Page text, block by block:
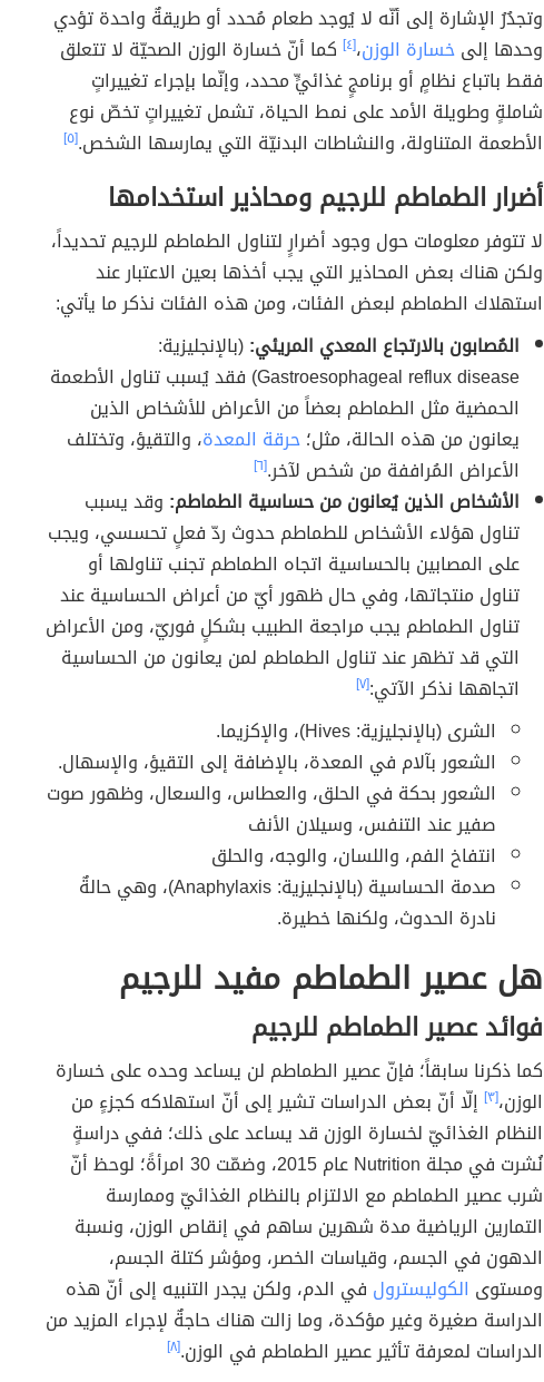
وتجدُرُ الإشارة إلى أنّه لا يُوجد طعام مُحدد أو طريقةٌ واحدة تؤدي
وحدها إلىخسارة الوزن،[٤]
كما أنّ خسارة الوزن الصحيّة لا تتعلق
فقط باتباع نظامٍ أو برنامجٍ غذائيٍّ محدد، وإنّما بإجراء تغييراتٍ
شاملةٍ وطويلة الأمد على نمط الحياة، تشمل تغييراتٍ تخصّ نوع
الأطعمة المتناولة، والنشاطات البدنيّة التي يمارسها الشخص.[٥]
أضرار الطماطم للرجيم ومحاذير استخدامها
لا تتوفر معلومات حول وجود أضرارٍ لتناول الطماطم للرجيم تحديداً،
ولكن هناك بعض المحاذير التي يجب أخذها بعين الاعتبار عند
استهلاك الطماطم لبعض الفئات، ومن هذه الفئات نذكر ما يأتي:
المُصابون بالارتجاع المعدي المريئي:(بالإنجليزية:
Gastroesophageal reflux disease) فقد يُسبب تناول الأطعمة
الحمضية مثل الطماطم بعضاً من الأعراض للأشخاص الذين
يعانون من هذه الحالة، مثل؛حرقة المعدة، والتقيؤ، وتختلف
الأعراض المُراففة من شخص لآخر.[٦]
الأشخاص الذين يُعانون من حساسية الطماطم: وقد يسبب
تناول هؤلاء الأشخاص للطماطم حدوث ردّ فعلٍ تحسسي، ويجب
على المصابين بالحساسية اتجاه الطماطم تجنب تناولها أو
تناول منتجاتها، وفي حال ظهور أيّ من أعراض الحساسية عند
تناول الطماطم يجب مراجعة الطبيب بشكلٍ فوريّ، ومن الأعراض
التي قد تظهر عند تناول الطماطم لمن يعانون من الحساسية
اتجاهها نذكر الآتي:[٧]
الشرى (بالإنجليزية: Hives)، والإكزيما.
الشعور بآلام في المعدة، بالإضافة إلى التقيؤ، والإسهال.
الشعور بحكة في الحلق، والعطاس، والسعال، وظهور صوت
صفير عند التنفس، وسيلان الأنف
انتفاخ الفم، واللسان، والوجه، والحلق
صدمة الحساسية (بالإنجليزية: Anaphylaxis)، وهي حالةٌ
نادرة الحدوث، ولكنها خطيرة.
هل عصير الطماطم مفيد للرجيم
فوائد عصير الطماطم للرجيم
كما ذكرنا سابقاً؛ فإنّ عصير الطماطم لن يساعد وحده على خسارة
الوزن،[٣]
إلّا أنّ بعض الدراسات تشير إلى أنّ استهلاكه كجزءٍ من
النظام الغذائيّ لخسارة الوزن قد يساعد على ذلك؛ ففي دراسةٍ
نُشرت في مجلة Nutrition عام 2015، وضمّت 30 امرأةً؛ لوحظ أنّ
شرب عصير الطماطم مع الالتزام بالنظام الغذائيّ وممارسة
التمارين الرياضية مدة شهرين ساهم في إنقاص الوزن، ونسبة
الدهون في الجسم، وقياسات الخصر، ومؤشر كتلة الجسم،
ومستوى الكوليسترول في الدم، ولكن يجدر التنبيه إلى أنّ هذه
الدراسة صغيرة وغير مؤكدة، وما زالت هناك حاجةٌ لإجراء المزيد من
الدراسات لمعرفة تأثير عصير الطماطم في الوزن.[٨]